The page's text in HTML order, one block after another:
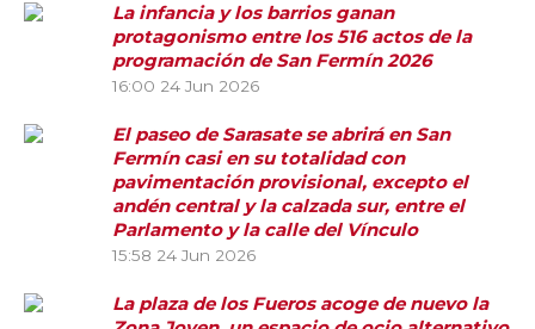
La infancia y los barrios ganan
protagonismo entre los 516 actos de la
programación de San Fermín 2026
16:00 24 Jun 2026
El paseo de Sarasate se abrirá en San
Fermín casi en su totalidad con
pavimentación provisional, excepto el
andén central y la calzada sur, entre el
Parlamento y la calle del Vínculo
15:58 24 Jun 2026
La plaza de los Fueros acoge de nuevo la